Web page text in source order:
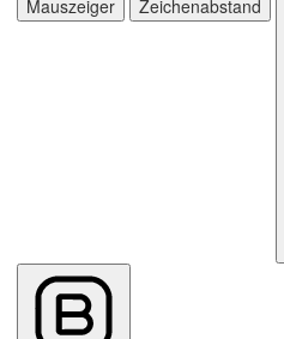
Mauszeiger Zeichenabstand